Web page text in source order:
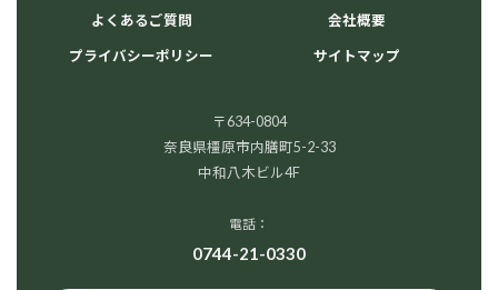
よくあるご質問 会社概要
プライバシーポリシー サイトマップ
〒634-0804
奈良県橿原市内膳町5-2-33
中和八木ビル4F
電話：
0744-21-0330